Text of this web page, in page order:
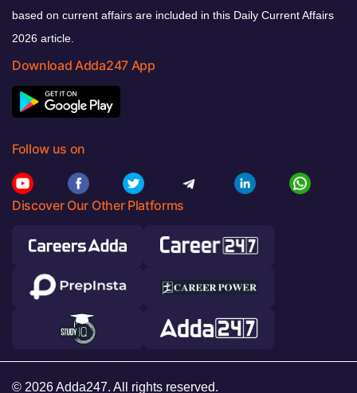
based on current affairs are included in this Daily Current Affairs
2026 article.
Download Adda247 App
Follow us on
Discover Our Other Platforms
© 2026 Adda247. All rights reserved.